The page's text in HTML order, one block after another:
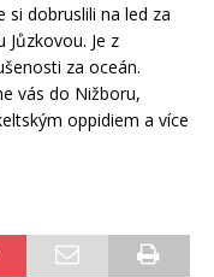
dobruslili na led za
Je z
za oceán.
vás do Nižboru,
oppidiem a více